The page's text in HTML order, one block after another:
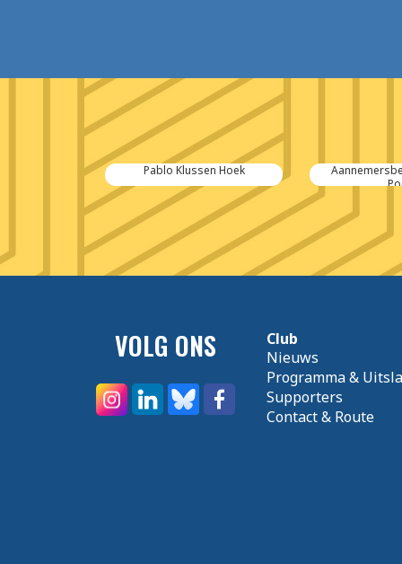
Pablo Klussen Hoek
VOLG ONS
Club
Nieuws
Programma &
Supporters
Contact & Route